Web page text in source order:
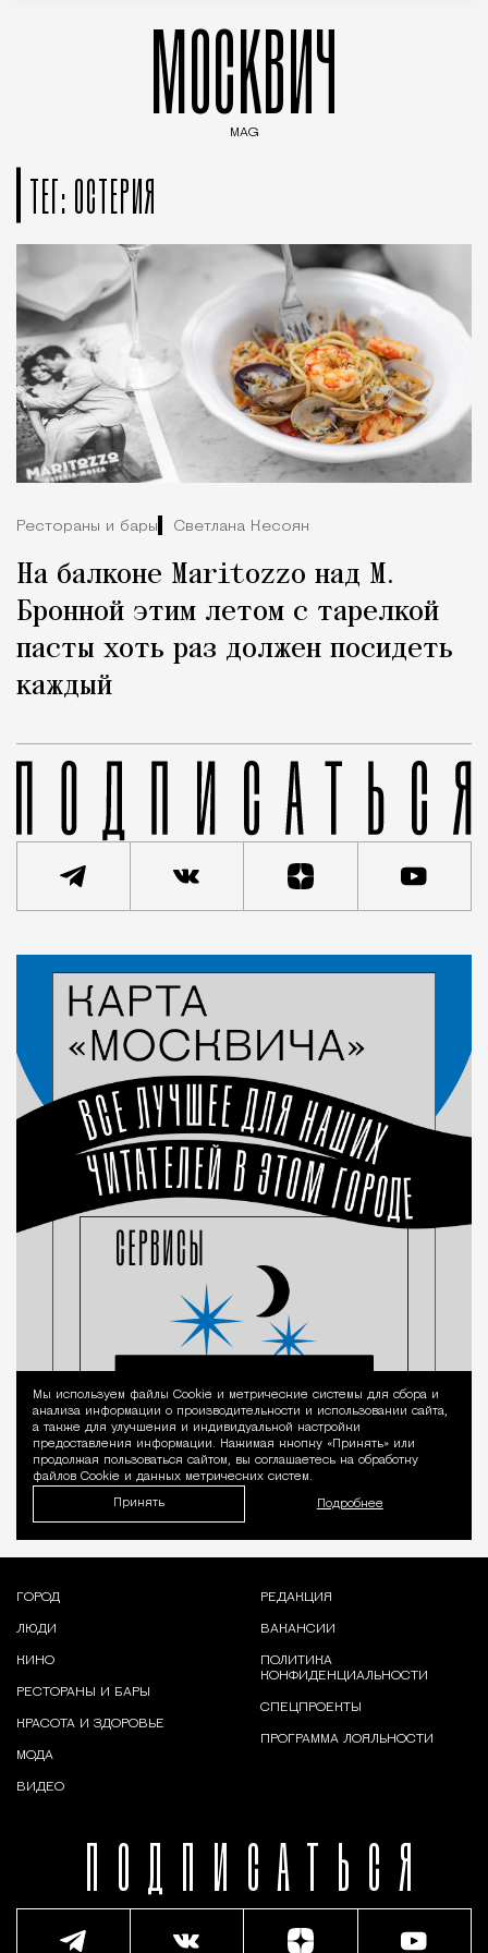
МОСКВИЧ
MAG
ТЕГ: ОСТЕРИЯ
Рестораны и бары Светлана Кесоян
На балконе Maritozzo над М.
Бронной этим летом с тарелкой
пасты хоть раз должен посидеть
каждый
Уведомление
Мы используем файлы Сookie и метрические системы для сбора и
анализа информации о производительности и использовании сайта,
а также для улучшения и индивидуальной настройки
предоставления информации. Нажимая кнопку «Принять» или
продолжая пользоваться сайтом, вы соглашаетесь на обработку
файлов Cookie и данных метрических систем.
Принять Подробнее
ПОДПИСАТЬСЯ
ГОРОД
ЛЮДИ
КИНО
РЕСТОРАНЫ И БАРЫ
КРАСОТА И ЗДОРОВЬЕ
МОДА
ВИДЕО
РЕДАКЦИЯ
ВАКАНСИИ
ПОЛИТИКА
КОНФИДЕНЦИАЛЬНОСТИ
СПЕЦПРОЕКТЫ
ПРОГРАММА ЛОЯЛЬНОСТИ